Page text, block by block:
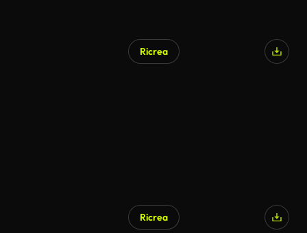
Ricrea
Ricrea